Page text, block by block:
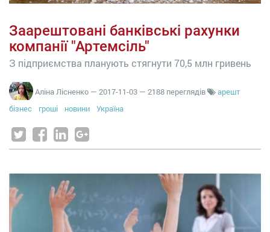
Заарештовані банківські рахунки
компанії "Артемсіль"
З підприємства планують стягнути 70,5 млн гривень
Аліна Лісненко — 2017-11-03 — 2188 переглядів
арешт
бізнес
гроші новини Україна